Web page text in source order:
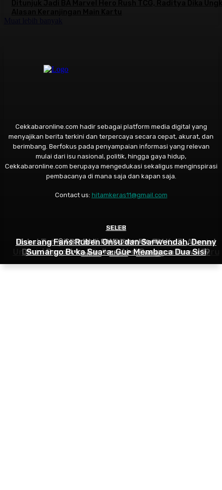
SELEB
Rahasia Asmara Kiesha Alvaro Terbongkar, Pasha
Ungu Larang Putra Sulungnya Kenalkan Pacar Baru
MUSIK
Bakal Tampil Beda di HUT Garuda TV Ke 3, Ahmad
Dhani Bocorkan Racikan Aksi Panggun Dewa 19
SELEB
Diserang Fans Ruben Onsu dan Sarwendah, Denny
Sumargo Buka Suara: Gue Membaca Dua Sisi
Cekkabaronline.com hadir sebagai platform media digital yang
menyajikan berita terkini dan terpercaya secara cepat, akurat, dan
berimbang. Berfokus pada penyampaian informasi yang relevan
mulai dari isu nasional, politik, hingga gaya hidup,
Cekkabaronline.com berupaya mengedukasi sekaligus menginspirasi
pembacanya di mana saja dan kapan saja.
Contact us: hitamkeras11@gmail.com
© Copyright - Cekkabaronline.com
Indeks
About Contact